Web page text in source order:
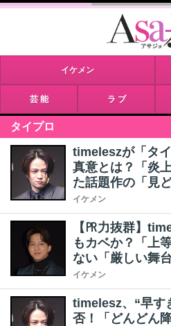
イケメン
芸 能 ラ ブ
タイプロ
timeleszが「タ
真意とは？「炎
た話題作の「見
イケメン
【㏚力抜群】
もカベか？「上
ない「厳しい舞
イケメン
timelesz、“早す
否！「どんどん